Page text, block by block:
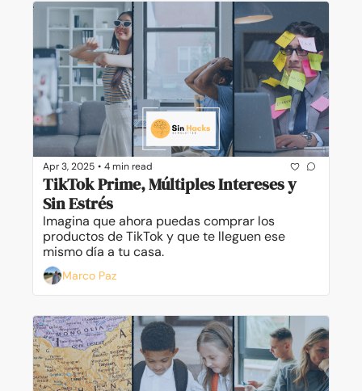
Apr 3, 2025 • 4 min read
TikTok Prime, Múltiples Intereses y
Sin Estrés
Imagina que ahora puedas comprar los
productos de TikTok y que te lleguen ese
mismo día a tu casa.
Marco Paz